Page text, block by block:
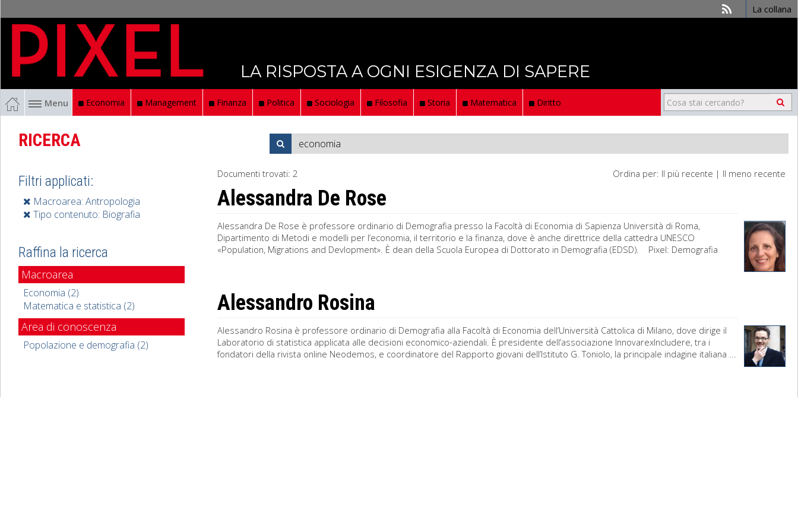
La collana
LA RISPOSTA A OGNI ESIGENZA DI SAPERE
Menu Economia Management Finanza Politica Sociologia Filosofia Storia Matematica Diritto
RICERCA
Ordina per: Il più recente | Il meno recente
Documenti trovati: 2
Alessandra De Rose
Alessandra De Rose è professore ordinario di Demografia presso la Facoltà di Economia di Sapienza Università di Roma,
Dipartimento di Metodi e modelli per l’economia, il territorio e la finanza, dove è anche direttrice della cattedra UNESCO
«Population, Migrations and Devlopment». È dean della Scuola Europea di Dottorato in Demografia (EDSD). Pixel: Demografia
Alessandro Rosina
Alessandro Rosina è professore ordinario di Demografia alla Facoltà di Economia dell’Università Cattolica di Milano, dove dirige il
Laboratorio di statistica applicata alle decisioni economico-aziendali. È presidente dell’associazione InnovarexIncludere, tra i
fondatori della rivista online Neodemos, e coordinatore del Rapporto giovani dell’Istituto G. Toniolo, la principale indagine italiana ...
Filtri applicati:
Macroarea: Antropologia
Tipo contenuto: Biografia
Raffina la ricerca
Macroarea
Economia (2)
Matematica e statistica (2)
Area di conoscenza
Popolazione e demografia (2)